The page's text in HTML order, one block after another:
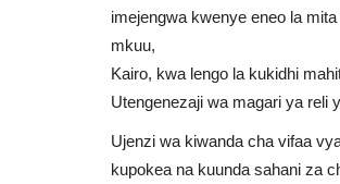
imejengwa kwenye eneo la
mkuu,
Kairo, kwa lengo la kukidhi
Utengenezaji wa magari ya reli
Ujenzi wa kiwanda cha vifaa
kupokea na kuunda sahani za